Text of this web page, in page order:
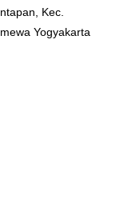
Kec.
Yogyakarta